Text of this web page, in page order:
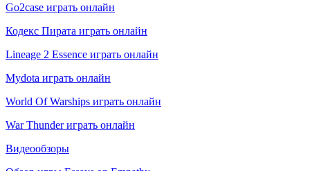
Go2case играть онлайн
Кодекс Пирата играть онлайн
Lineage 2 Essence играть онлайн
Mydota играть онлайн
World Of Warships играть онлайн
War Thunder играть онлайн
Видеообзоры